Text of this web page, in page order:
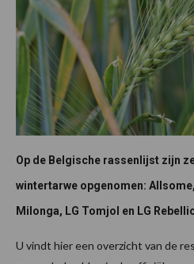
Op de Belgische rassenlijst zijn
wintertarwe opgenomen:
Milonga, LG Tomjol en LG
U vindt hier een overzicht van de